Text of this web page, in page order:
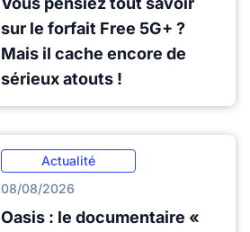
sur le forfait Free 5G+ ?
Mais il cache encore de
sérieux atouts !
Actualité
08/08/2026
Oasis : le documentaire «